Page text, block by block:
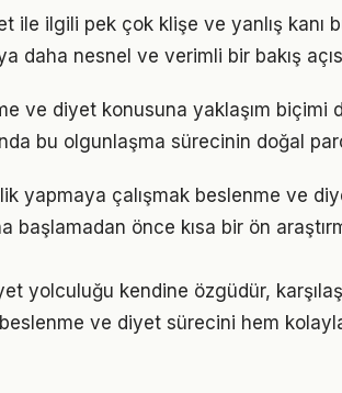
ile ilgili pek çok klişe ve yanlış kanı
daha nesnel ve verimli bir bakış
ve diyet konusuna yaklaşım biçimi
bu olgunlaşma sürecinin doğal
yapmaya çalışmak beslenme ve
başlamadan önce kısa bir ön
yolculuğu kendine özgüdür,
ve diyet sürecini hem